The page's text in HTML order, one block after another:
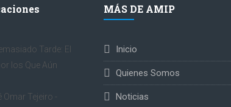
Tarde: El
los Que Aún
Omar Tejeiro -
MÁS DE AMIP
Inicio
Quienes Somos
Noticias